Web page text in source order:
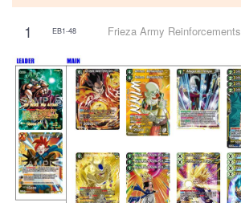
1 EB1-48 Frieza Army Reinforcements